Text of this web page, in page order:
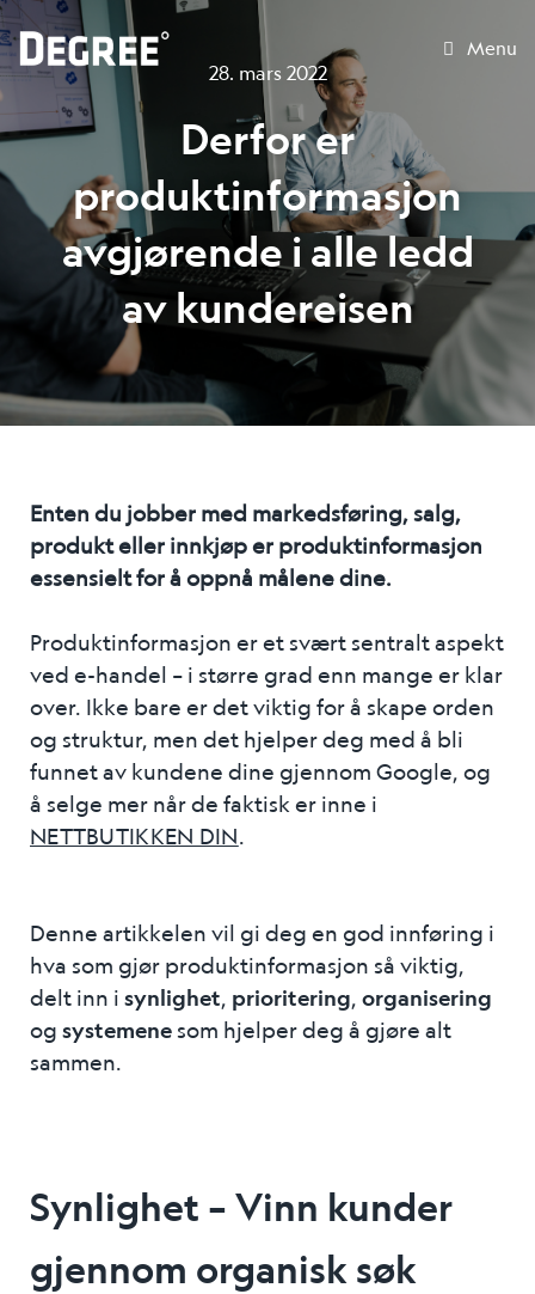
Menu
28. mars 2022
Derfor er
produktinformasjon
avgjørende i alle ledd
av kundereisen
Enten du jobber med markedsføring, salg,
produkt eller innkjøp er produktinformasjon
essensielt for å oppnå målene dine.
Produktinformasjon er et svært sentralt aspekt
ved e-handel – i større grad enn mange er klar
over. Ikke bare er det viktig for å skape orden
og struktur, men det hjelper deg med å bli
funnet av kundene dine gjennom Google, og
å selge mer når de faktisk er inne i
NETTBUTIKKEN DIN.
Denne artikkelen vil gi deg en god innføring i
hva som gjør produktinformasjon så viktig,
delt inn i synlighet, prioritering, organisering
og systemenesom hjelper deg å gjøre alt
sammen.
Synlighet – Vinn kunder
gjennom organisk søk